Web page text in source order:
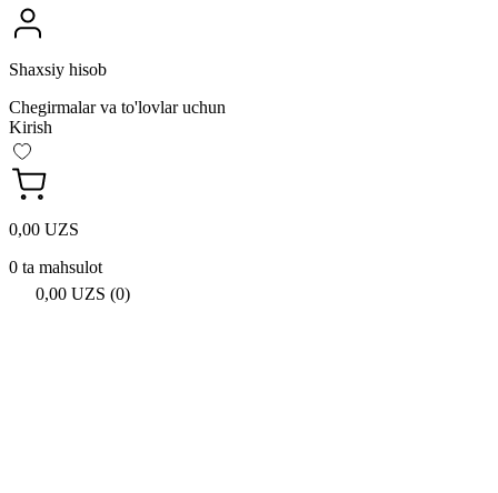
Shaxsiy hisob
Chegirmalar va to'lovlar uchun
Kirish
0,00 UZS
0 ta mahsulot
0,00 UZS (0)